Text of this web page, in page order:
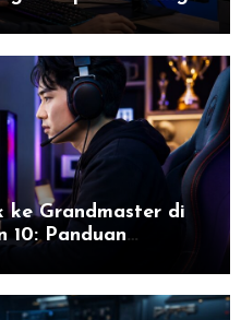
ke Grandmaster di
10: Panduan
untuk Sukses